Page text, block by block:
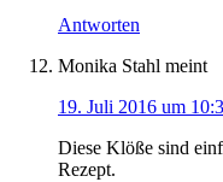
Antworten
Monika Stahl meint
19. Juli 2016 um
Diese Klöße sind
Rezept.